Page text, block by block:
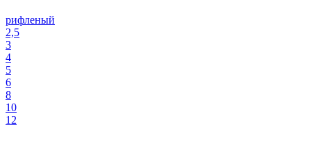
рифленый
2,5
3
4
5
6
8
10
12